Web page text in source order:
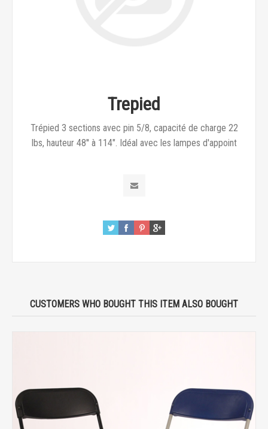
Trepied
Trépied 3 sections avec pin 5/8, capacité de charge 22
lbs, hauteur 48'' à 114". Idéal avec les lampes d'appoint
CUSTOMERS WHO BOUGHT THIS ITEM ALSO BOUGHT